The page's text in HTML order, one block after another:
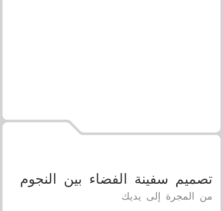
تصميم سفينة الفضاء بين النجوم
من المجرة إلى يديك